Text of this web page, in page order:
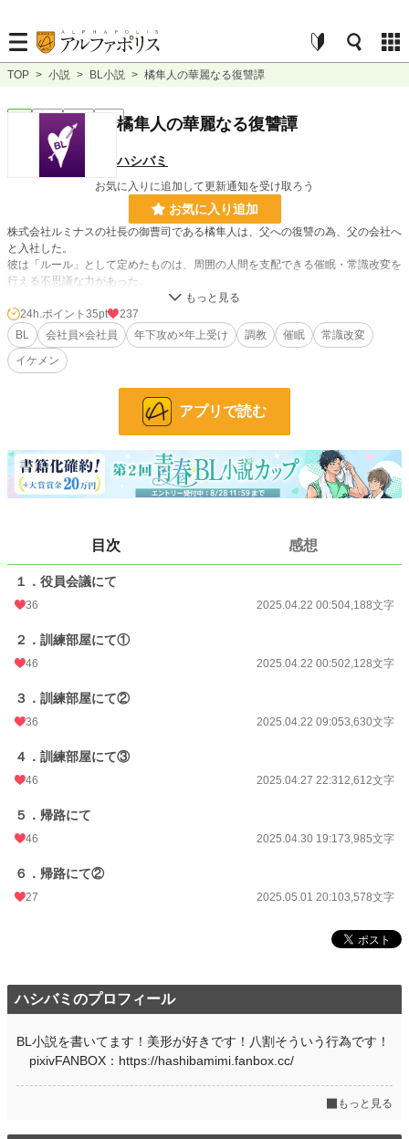
TOP > 小説 > BL小説 > 橘隼人の華麗なる復讐譚
完結 短編 橘隼人の華麗なる復讐譚
ハシバミ
お気に入りに追加して更新通知を受け取ろう
お気に入り追加
株式会社ルミナスの社長の御曹司である橘隼人は、父への復讐の為、父の会社へ
と入社した。
彼は「ルール」として定めたものは、周囲の人間を支配できる催眠・常識改変を
行える不思議な力があった。
会社の乗っ取りを行い、父と父の周囲を無茶苦茶にしてやろうと思い立った隼人
は、目障りな相手である専務の神埼玲司をまずは陥落させようと、とある役員会
議で行動に移し始める。
色々書いてますが、常識改変・催眠もので調教がメインです！ 年下×年上。
インですので、閲覧にはご注意ください。
19,672 位 / 228,793 件
BL 4,879 位 / 31,418 件
お気に入り 36
文字数 20,121
初回完結日時
週間ポイント 182 pt (26,058 位)
月間ポイント
年間ポイント 19,981 pt (20,143 位)
累計ポイント
24h.ポイント 35pt
237
BL
会社員×会社員 年下攻め×年上受け 調教 催眠
常識改変
イケメン
アプリで読む
目次 感想
１．役員会議にて
36 2025.04.22 00:504,188文字
２．訓練部屋にて①
46 2025.04.22 00:502,128文字
３．訓練部屋にて②
36 2025.04.22 09:053,630文字
４．訓練部屋にて③
46 2025.04.27 22:312,612文字
５．帰路にて
46 2025.04.30 19:173,985文字
６．帰路にて②
27 2025.05.01 20:103,578文字
ハシバミのプロフィール
BL小説を書いてます！美形が好きです！八割そういう行為です！
pixivFANBOX：https://hashibamimi.fanbox.cc/
もっと見る